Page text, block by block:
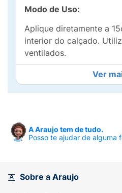
Modo de Uso:
Aplique diretamente a
interior do calçado.
ventilados.
Manter o recipiente
Ver
A Araujo tem de tudo.
Posso te ajudar de alguma
Sobre a Araujo